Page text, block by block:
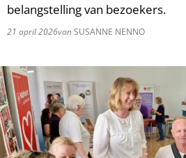
belangstelling van bezoekers.
21 april 2026vanSUSANNE NENNO